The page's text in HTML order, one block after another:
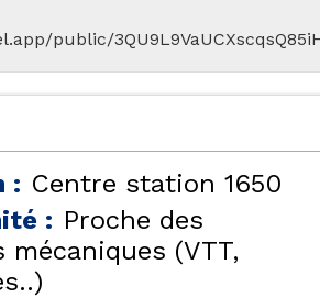
public/
: Centre station 1650
: Proche des
mécaniques (VTT,